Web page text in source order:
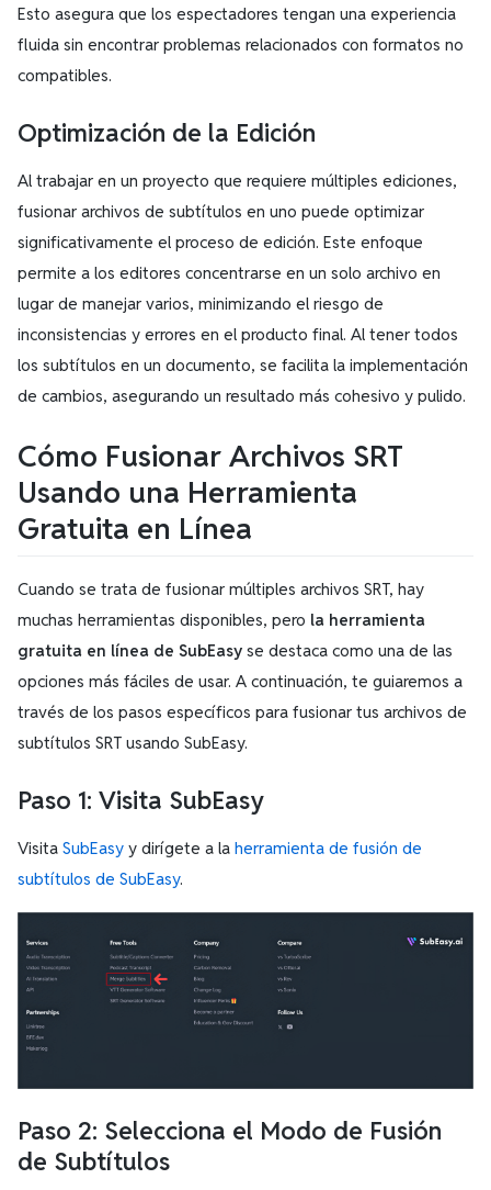
Esto asegura que los espectadores tengan una experiencia
fluida sin encontrar problemas relacionados con formatos no
compatibles.
Optimización de la Edición
Al trabajar en un proyecto que requiere múltiples ediciones,
fusionar archivos de subtítulos en uno puede optimizar
significativamente el proceso de edición. Este enfoque
permite a los editores concentrarse en un solo archivo en
lugar de manejar varios, minimizando el riesgo de
inconsistencias y errores en el producto final. Al tener todos
los subtítulos en un documento, se facilita la implementación
de cambios, asegurando un resultado más cohesivo y pulido.
Cómo Fusionar Archivos SRT
Usando una Herramienta
Gratuita en Línea
Cuando se trata de fusionar múltiples archivos SRT, hay
muchas herramientas disponibles, pero la herramienta
gratuita en línea de SubEasy se destaca como una de las
opciones más fáciles de usar. A continuación, te guiaremos a
través de los pasos específicos para fusionar tus archivos de
subtítulos SRT usando SubEasy.
Paso 1: Visita SubEasy
Visita SubEasy y dirígete a la herramienta de fusión de
subtítulos de SubEasy.
Paso 2: Selecciona el Modo de Fusión
de Subtítulos